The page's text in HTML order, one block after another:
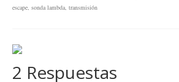
escape, sonda lambda, transmisión
2 Respuestas